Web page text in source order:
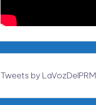
Tweets by LaVozDelPRM